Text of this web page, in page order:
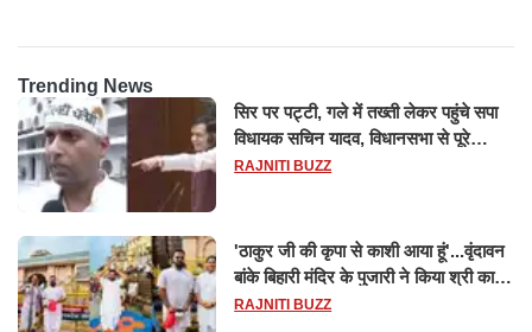
Trending News
सिर पर पट्टी, गले में तख्ती लेकर पहुंचे सपा
विधायक सचिन यादव, विधानसभा से पूरे
मानसून सत्र के लिए किया गया निलंबित
RAJNITI BUZZ
'ठाकुर जी की कृपा से काशी आया हूं'...वृंदावन
बांके बिहारी मंदिर के पुजारी ने किया श्री काशी
विश्वनाथ का जलाभिषेक
RAJNITI BUZZ